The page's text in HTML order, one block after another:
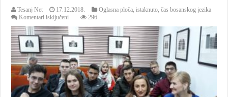
Tesanj Net 17.12.2018. Oglasna ploča,istaknuto,čas bosanskog jezika
Komentari isključeni
NA
ZNANSTVENOM
SKUPU
O
DJELU
IVANA
LOVRENOVIĆA
296